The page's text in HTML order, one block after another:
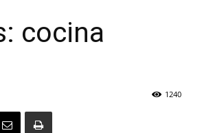
cocina
1240